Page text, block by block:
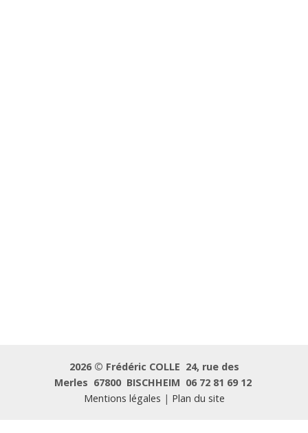
2026 © Frédéric COLLE 24, rue des
Merles 67800 BISCHHEIM 06 72 81 69 12
Mentions légales | Plan du site